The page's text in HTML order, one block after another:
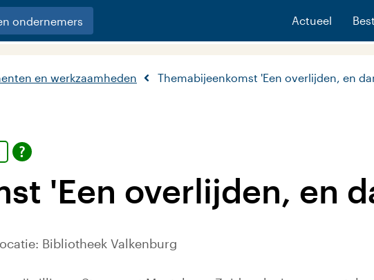
ondernemers Actueel
en werkzaamheden Themabijeenkomst 'Een overlijden, en
'Een overlijden, en
Bibliotheek Valkenburg